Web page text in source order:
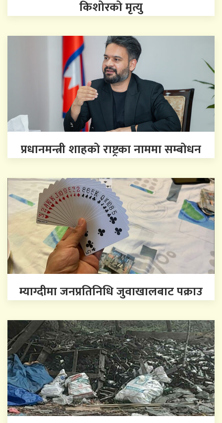
किशोरको मृत्यु
प्रधानमन्त्री शाहको राष्ट्रका नाममा सम्बोधन
म्याग्दीमा जनप्रतिनिधि जुवाखालबाट पक्राउ